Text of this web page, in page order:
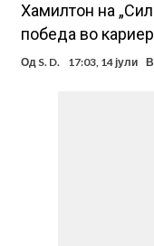
Хамилтон на
победа во
Од S. D. 17:03, 14 јули